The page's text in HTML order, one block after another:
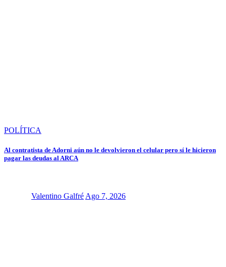
POLÍTICA
Al contratista de Adorni aún no le devolvieron el celular pero sí le hicieron
pagar las deudas al ARCA
Valentino GalfréAgo 7, 2026